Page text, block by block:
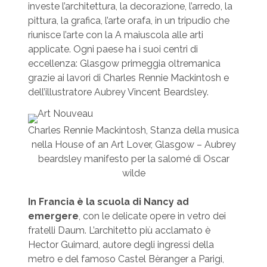
investe l’architettura, la decorazione, l’arredo, la
pittura, la grafica, l’arte orafa, in un tripudio che
riunisce l’arte con la A maiuscola alle arti
applicate. Ogni paese ha i suoi centri di
eccellenza: Glasgow primeggia oltremanica
grazie ai lavori di Charles Rennie Mackintosh e
dell’illustratore Aubrey Vincent Beardsley.
Charles Rennie Mackintosh, Stanza della musica
nella House of an Art Lover, Glasgow – Aubrey
beardsley manifesto per la salomé di Oscar
wilde
In Francia è la scuola di Nancy ad
emergere, con le delicate opere in vetro dei
fratelli Daum. L’architetto più acclamato è
Hector Guimard, autore degli ingressi della
metro e del famoso Castel Bèranger a Parigi,